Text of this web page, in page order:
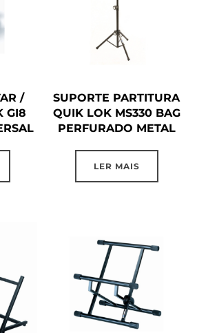
/
GI8
SUPORTE PARTITURA
QUIK LOK MS330 BAG
PERFURADO METAL
LER MAIS